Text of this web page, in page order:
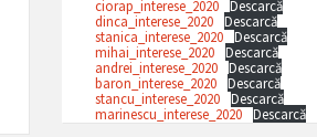
ciorap_interese_2020
Descarcă
dinca_interese_2020
Descarcă
stanica_interese_2020
Descarcă
mihai_interese_2020
Descarcă
andrei_interese_2020
Descarcă
baron_interese_2020
Descarcă
stancu_interese_2020
Descarcă
marinescu_interese_2020
Descarcă